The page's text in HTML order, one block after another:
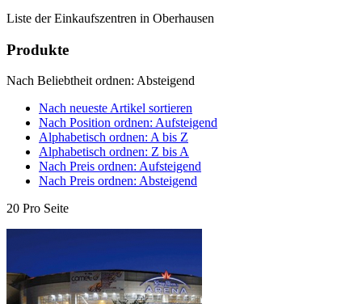
Liste der Einkaufszentren in Oberhausen
Produkte
Nach Beliebtheit ordnen: Absteigend
Nach neueste Artikel sortieren
Nach Position ordnen: Aufsteigend
Alphabetisch ordnen: A bis Z
Alphabetisch ordnen: Z bis A
Nach Preis ordnen: Aufsteigend
Nach Preis ordnen: Absteigend
20 Pro Seite